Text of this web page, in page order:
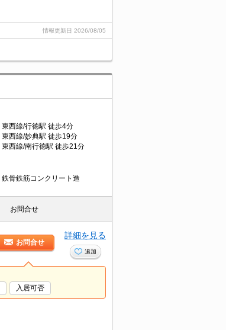
情報更新日 2026/08/05
東西線/行徳駅 徒歩4分
東西線/妙典駅 徒歩19分
東西線/南行徳駅 徒歩21分
鉄骨鉄筋コンクリート造
お問合せ
お問合せ
詳細を見る
追加
入居可否